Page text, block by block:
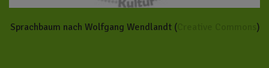
Sprachbaum nach Wolfgang Wendlandt ( )